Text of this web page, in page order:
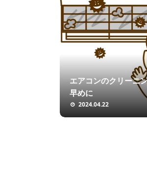
エアコンのクリーニ
早めに
2024.04.22